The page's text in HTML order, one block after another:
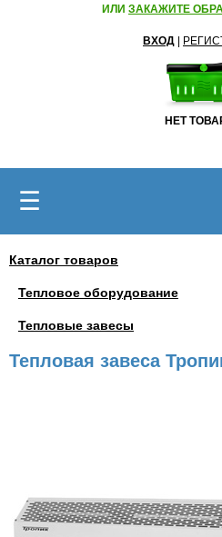
ИЛИ ЗАКАЖИТЕ
ВХОД
НЕТ
☰
Каталог товаров
Тепловое оборудование
Тепловые завесы
Тепловая завеса